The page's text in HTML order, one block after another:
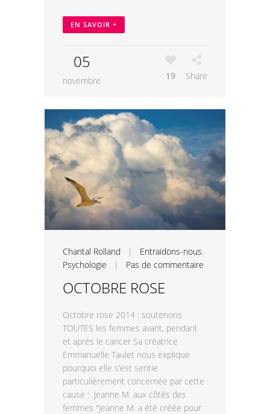
EN SAVOIR +
05
novembre 19 Share
Chantal Rolland | Entraidons-nous,
Psychologie | Pas de commentaire
OCTOBRE ROSE
Octobre rose 2014 : soutenons
TOUTES les femmes avant, pendant
et après le cancer Sa créatrice
Emmanuelle Taulet nous explique
pourquoi elle s’est sentie
particulièrement concernée par cette
cause : Jeanne M. aux côtés des
femmes "Jeanne M. a été créée pour